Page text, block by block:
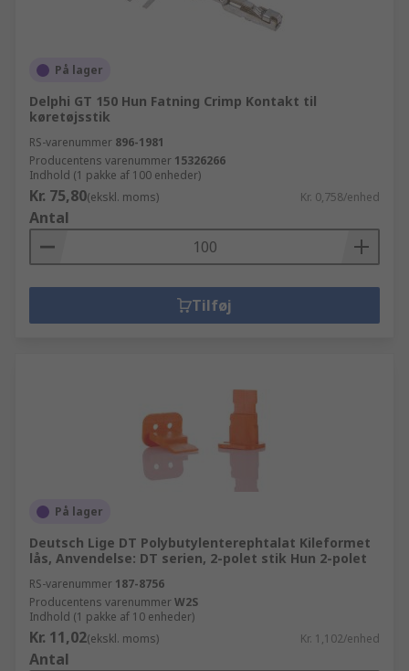
På lager
Delphi GT 150 Hun Fatning Crimp Kontakt til
køretøjsstik
RS-varenummer 896-1981
Producentens varenummer 15326266
Indhold (1 pakke af 100 enheder)
Kr. 75,80(ekskl. moms) Kr. 0,758/enhed
Antal
Tilføj
På lager
Deutsch Lige DT Polybutylenterephtalat Kileformet
lås, Anvendelse: DT serien, 2-polet stik Hun 2-polet
RS-varenummer 187-8756
Producentens varenummerW2S
Indhold (1 pakke af 10 enheder)
Kr. 11,02(ekskl. moms) Kr. 1,102/enhed
Antal